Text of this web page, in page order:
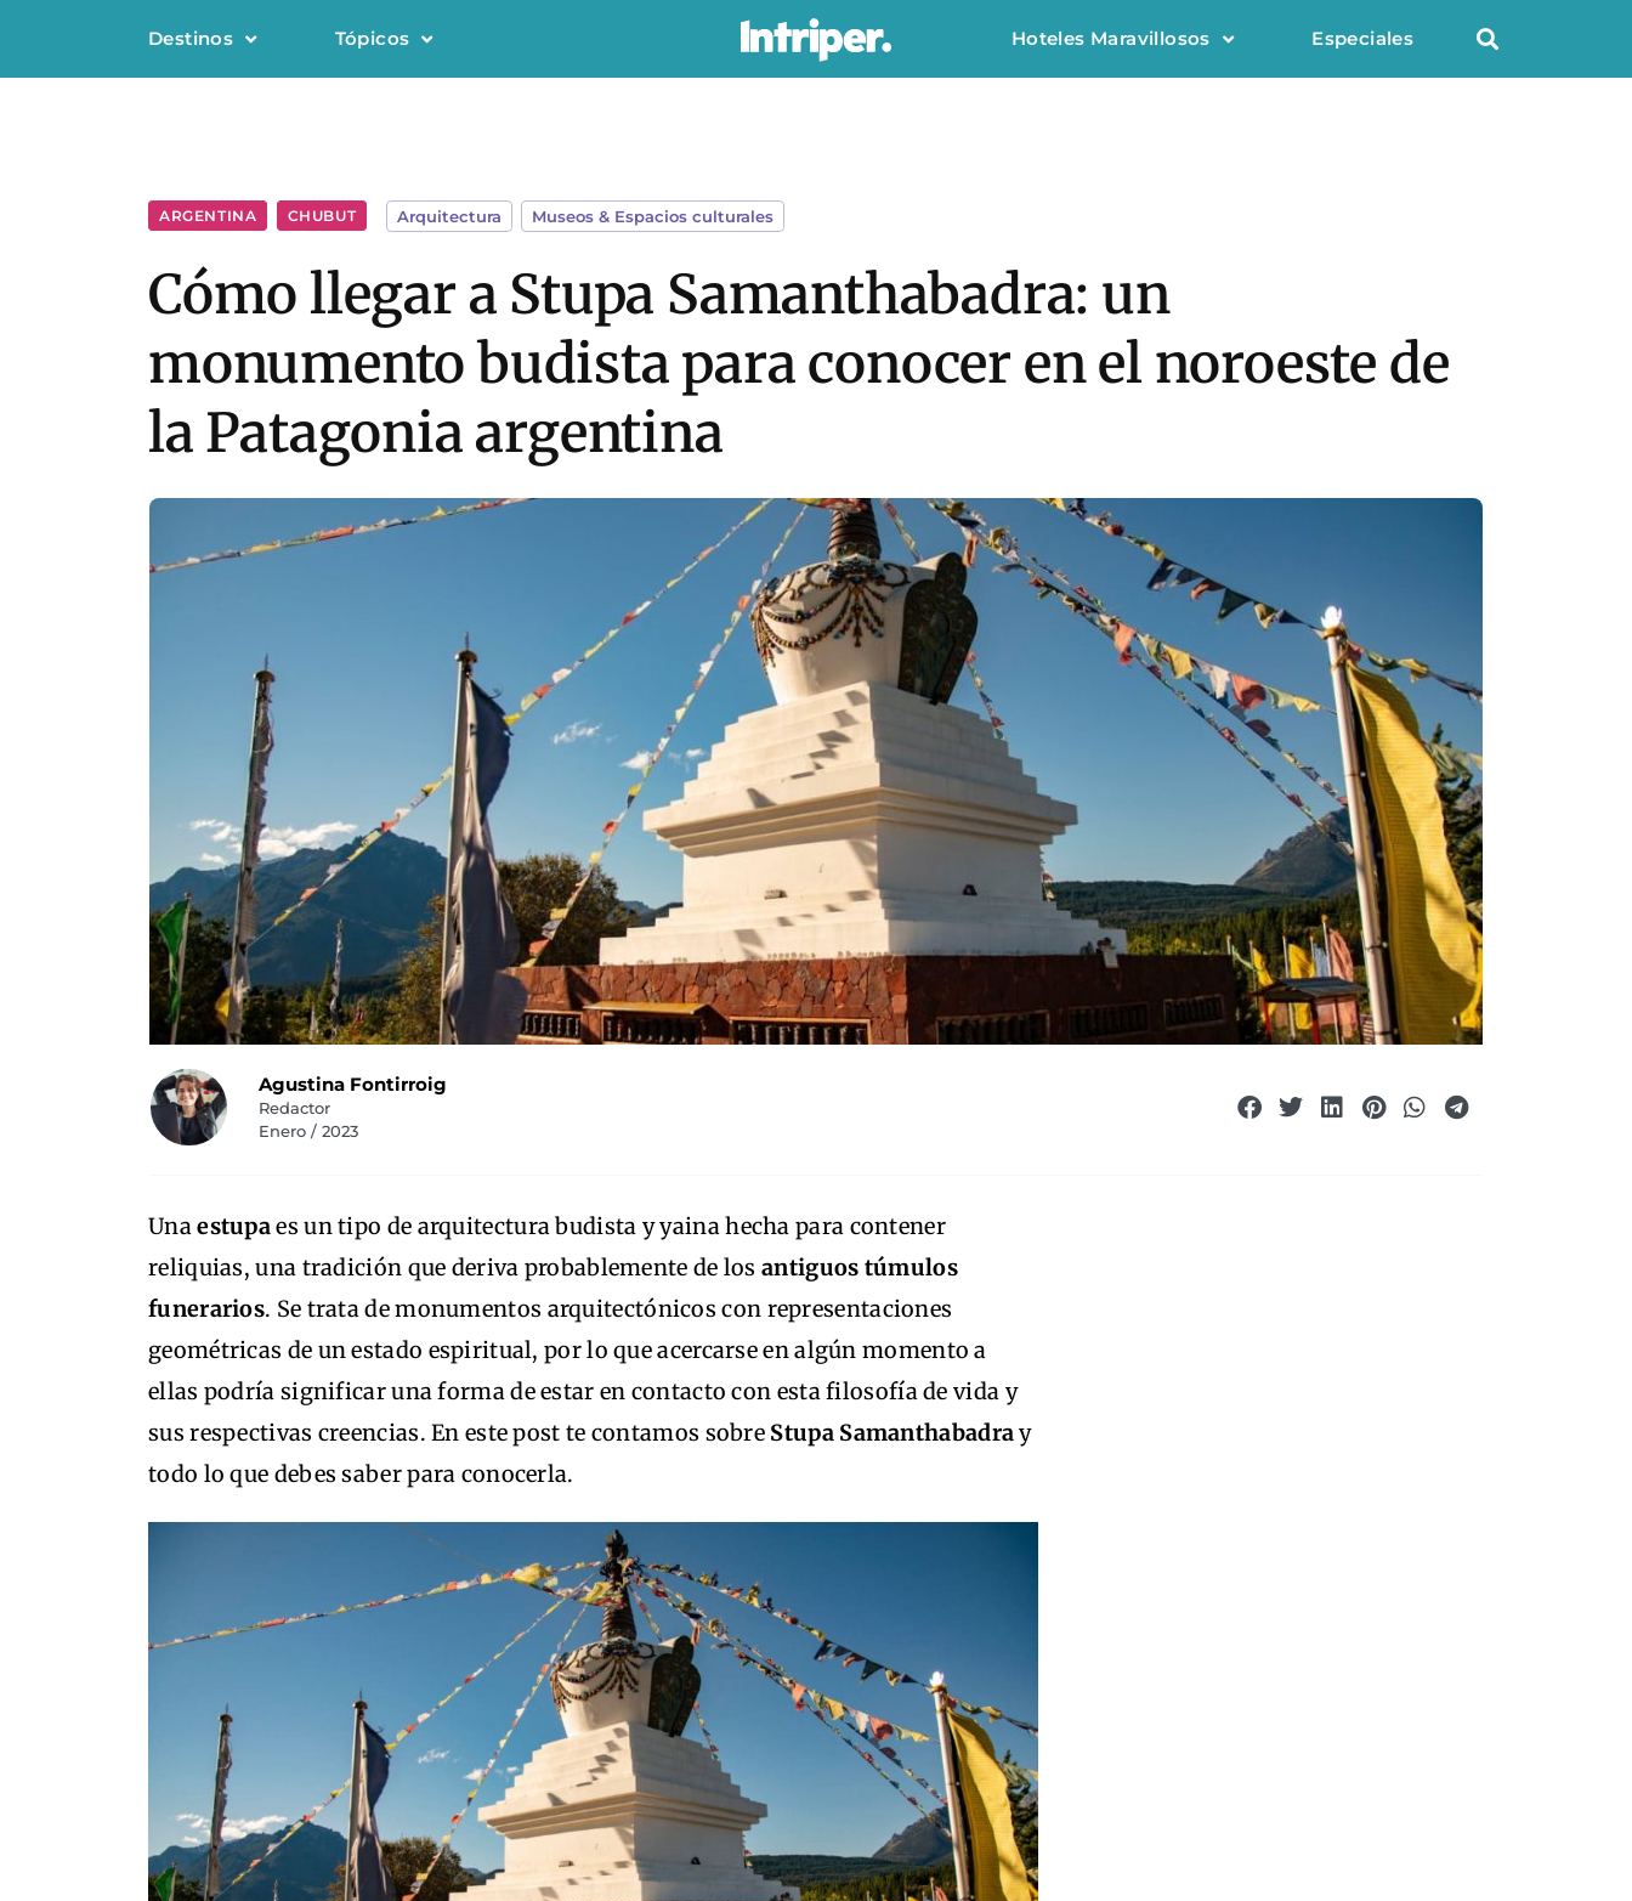
Destinos Tópicos Hoteles Maravillosos Especiales
ARGENTINA CHUBUT Arquitectura Museos & Espacios culturales
Cómo llegar a Stupa Samanthabadra: un
monumento budista para conocer en el noroeste de
la Patagonia argentina
Agustina Fontirroig
Redactor
Enero / 2023
Unaestupa​es un tipo de arquitectura budista y yaina hecha para contener
reliquias, una tradición que deriva probablemente de losantiguos túmulos
funerarios. Se trata de monumentos arquitectónicos con representaciones
geométricas de un estado espiritual, por lo que acercarse en algún momento a
ellas podría significar una forma de estar en contacto con esta filosofía de vida y
sus respectivas creencias. En este post te contamos sobre Stupa Samanthabadray
todo lo que debes saber para conocerla.